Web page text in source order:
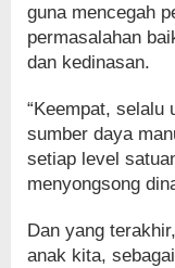
guna mencegah
permasalahan
dan kedinasan.
“Keempat, selalu
sumber daya
setiap level
menyongsong
Dan yang
anak kita,